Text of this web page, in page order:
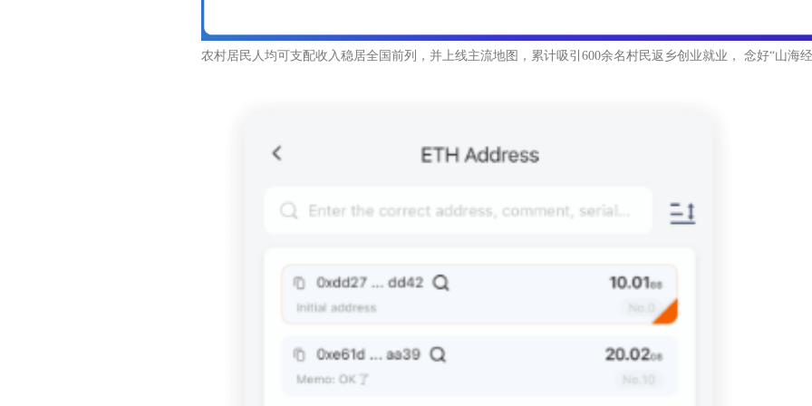
农村居民人均可支配收入稳居全国前列，并上线主流地图，累计吸引600余名村民返乡创业就业， 念好“山海